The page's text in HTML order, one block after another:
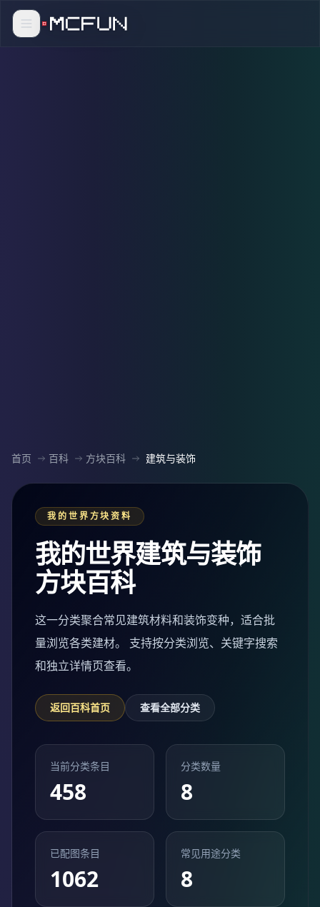
首页 百科 方块百科 建筑与装饰
我的世界方块资料
我的世界建筑与装饰
方块百科
这一分类聚合常见建筑材料和装饰变种，适合批
量浏览各类建材。 支持按分类浏览、关键字搜索
和独立详情页查看。
返回百科首页 查看全部分类
当前分类条目
458
分类数量
8
已配图条目
1062
常见用途分类
8